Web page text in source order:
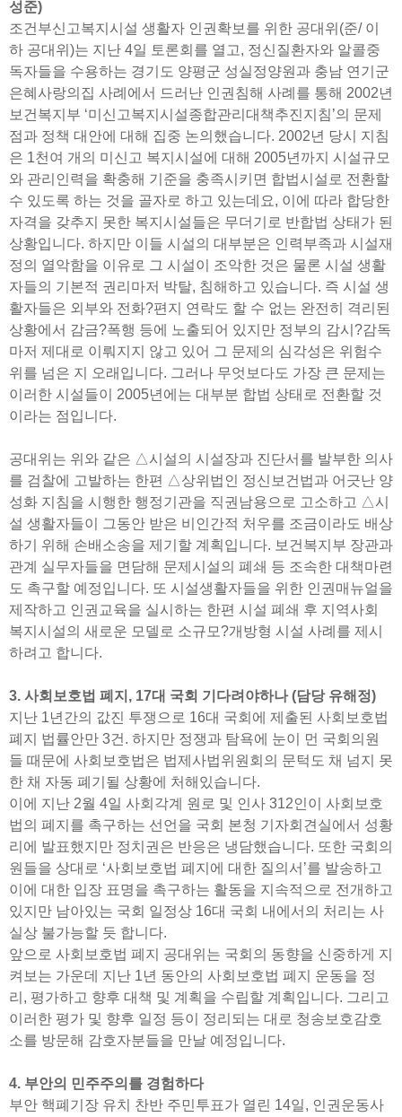
성준)
조건부신고복지시설 생활자 인권확보를 위한 공대위(준/ 이
하 공대위)는 지난 4일 토론회를 열고, 정신질환자와 알콜중
독자들을 수용하는 경기도 양평군 성실정양원과 충남 연기군
은혜사랑의집 사례에서 드러난 인권침해 사례를 통해 2002년
보건복지부 ‘미신고복지시설종합관리대책추진지침’의 문제
점과 정책 대안에 대해 집중 논의했습니다. 2002년 당시 지침
은 1천여 개의 미신고 복지시설에 대해 2005년까지 시설규모
와 관리인력을 확충해 기준을 충족시키면 합법시설로 전환할
수 있도록 하는 것을 골자로 하고 있는데요, 이에 따라 합당한
자격을 갖추지 못한 복지시설들은 무더기로 반합법 상태가 된
상황입니다. 하지만 이들 시설의 대부분은 인력부족과 시설재
정의 열악함을 이유로 그 시설이 조악한 것은 물론 시설 생활
자들의 기본적 권리마저 박탈, 침해하고 있습니다. 즉 시설 생
활자들은 외부와 전화?편지 연락도 할 수 없는 완전히 격리된
상황에서 감금?폭행 등에 노출되어 있지만 정부의 감시?감독
마저 제대로 이뤄지지 않고 있어 그 문제의 심각성은 위험수
위를 넘은 지 오래입니다. 그러나 무엇보다도 가장 큰 문제는
이러한 시설들이 2005년에는 대부분 합법 상태로 전환할 것
이라는 점입니다.
공대위는 위와 같은 △시설의 시설장과 진단서를 발부한 의사
를 검찰에 고발하는 한편 △상위법인 정신보건법과 어긋난 양
성화 지침을 시행한 행정기관을 직권남용으로 고소하고 △시
설 생활자들이 그동안 받은 비인간적 처우를 조금이라도 배상
하기 위해 손배소송을 제기할 계획입니다. 보건복지부 장관과
관계 실무자들을 면담해 문제시설의 폐쇄 등 조속한 대책마련
도 촉구할 예정입니다. 또 시설생활자들을 위한 인권매뉴얼을
제작하고 인권교육을 실시하는 한편 시설 폐쇄 후 지역사회
복지시설의 새로운 모델로 소규모?개방형 시설 사례를 제시
하려고 합니다.
3. 사회보호법 폐지, 17대 국회 기다려야하나 (담당 유해정)
지난 1년간의 값진 투쟁으로 16대 국회에 제출된 사회보호법
폐지 법률안만 3건. 하지만 정쟁과 탐욕에 눈이 먼 국회의원
들 때문에 사회보호법은 법제사법위원회의 문턱도 채 넘지 못
한 채 자동 폐기될 상황에 처해있습니다.
이에 지난 2월 4일 사회각계 원로 및 인사 312인이 사회보호
법의 폐지를 촉구하는 선언을 국회 본청 기자회견실에서 성황
리에 발표했지만 정치권은 반응은 냉담했습니다. 또한 국회의
원들을 상대로 ‘사회보호법 폐지에 대한 질의서’를 발송하고
이에 대한 입장 표명을 촉구하는 활동을 지속적으로 전개하고
있지만 남아있는 국회 일정상 16대 국회 내에서의 처리는 사
실상 불가능할 듯 합니다.
앞으로 사회보호법 폐지 공대위는 국회의 동향을 신중하게 지
켜보는 가운데 지난 1년 동안의 사회보호법 폐지 운동을 정
리, 평가하고 향후 대책 및 계획을 수립할 계획입니다. 그리고
이러한 평가 및 향후 일정 등이 정리되는 대로 청송보호감호
소를 방문해 감호자분들을 만날 예정입니다.
4. 부안의 민주주의를 경험하다
부안 핵폐기장 유치 찬반 주민투표가 열린 14일, 인권운동사